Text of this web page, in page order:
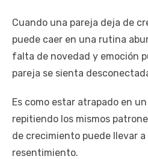
Cuando una pareja deja de
puede caer en una rutina
falta de novedad y emoción
pareja se sienta
Es como estar atrapado en
repitiendo los mismos
de crecimiento puede llevar
resentimiento.